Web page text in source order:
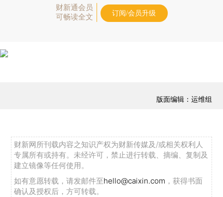
财新通会员
可畅读全文
订阅/会员升级
版面编辑：运维组
财新网所刊载内容之知识产权为财新传媒及/或相关权利人
专属所有或持有。未经许可，禁止进行转载、摘编、复制及
建立镜像等任何使用。
如有意愿转载，请发邮件至hello@caixin.com ，获得书面
确认及授权后，方可转载。